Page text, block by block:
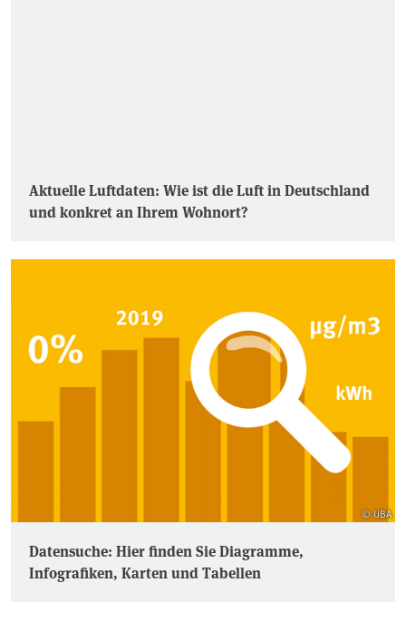
Aktuelle Luftdaten: Wie ist die Luft in Deutschland
und konkret an Ihrem Wohnort?
© UBA
Datensuche: Hier finden Sie Diagramme,
Infografiken, Karten und Tabellen